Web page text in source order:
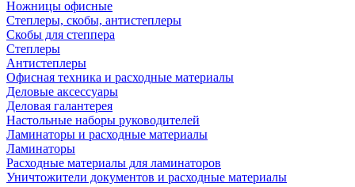
Ножницы офисные
Степлеры, скобы, антистеплеры
Скобы для степпера
Степлеры
Антистеплеры
Офисная техника и расходные материалы
Деловые аксессуары
Деловая галантерея
Настольные наборы руководителей
Ламинаторы и расходные материалы
Ламинаторы
Расходные материалы для ламинаторов
Уничтожители документов и расходные материалы